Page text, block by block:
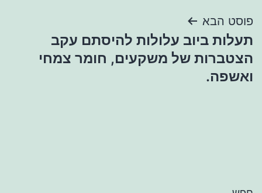
פוסט הבא
תעלות ביוב עלולות להיסתם עקב
הצטברות של משקעים, חומר צמחי
ואשפה.